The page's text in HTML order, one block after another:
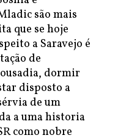
são mais
que se hoje
a Saravejo é
de
dormir
disposto a
de um
a uma historia
como nobre